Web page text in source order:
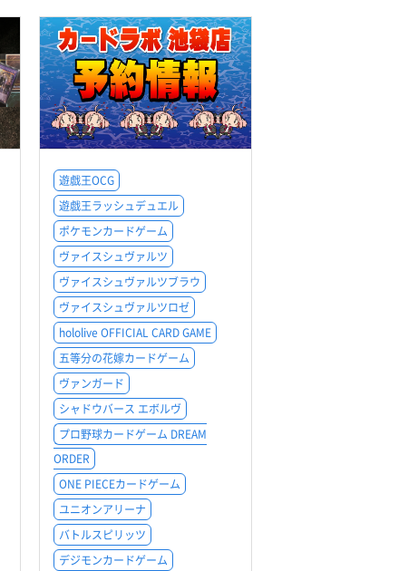
遊戯王OCG
遊戯王ラッシュデュエル
ポケモンカードゲーム
ヴァイスシュヴァルツ
ヴァイスシュヴァルツブラウ
ヴァイスシュヴァルツロゼ
hololive OFFICIAL CARD GAME
五等分の花嫁カードゲーム
ヴァンガード
シャドウバース エボルヴ
プロ野球カードゲーム DREAM
ORDER
ONE PIECEカードゲーム
ユニオンアリーナ
バトルスピリッツ
デジモンカードゲーム